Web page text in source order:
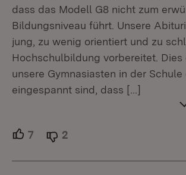
dass das Modell G8 nicht zum
Bildungsniveau führt. Unsere
jung, zu wenig orientiert und zu
Hochschulbildung vorbereitet. Dies
unsere Gymnasiasten in der
eingespannt sind, dass […]
7 Unterstützer.
2